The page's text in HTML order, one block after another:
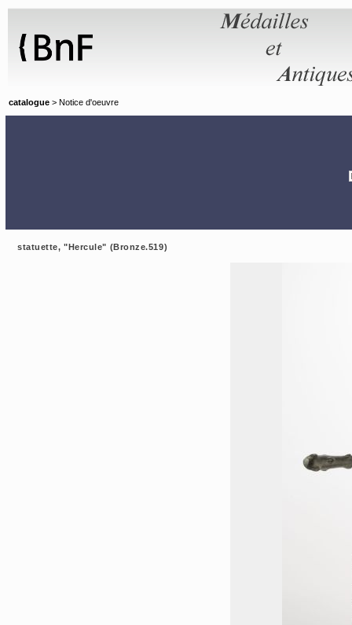
catalogue > Notice d'oeuvre
statuette, "Hercule" (Bronze.519)